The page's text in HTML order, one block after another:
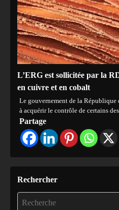
L’ERG est sollicitée par la
en cuivre et en cobalt
Le gouvernement de la
à acquérir le contrôle de certains
Partage
Rechercher